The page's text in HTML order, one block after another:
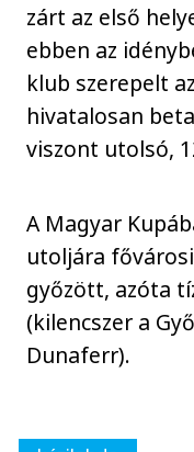
zárt az első
ebben az
klub szerepelt
hivatalosan
viszont utolsó,
A Magyar
utoljára
győzött, azóta
(kilencszer a
Dunaferr).